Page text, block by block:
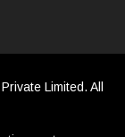
Limited. All